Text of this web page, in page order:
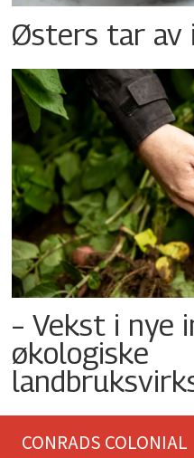
Østers tar av
– Vekst i nye
økologiske
CONRADS COLONIAL